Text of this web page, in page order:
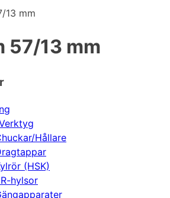
13 mm
57/13 mm
Hållare
(HSK)
hylsor